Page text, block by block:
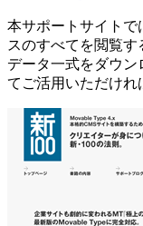
本サポートサイトで
スのすべてを閲覧
データ一式をダウ
てご活用いただけれ